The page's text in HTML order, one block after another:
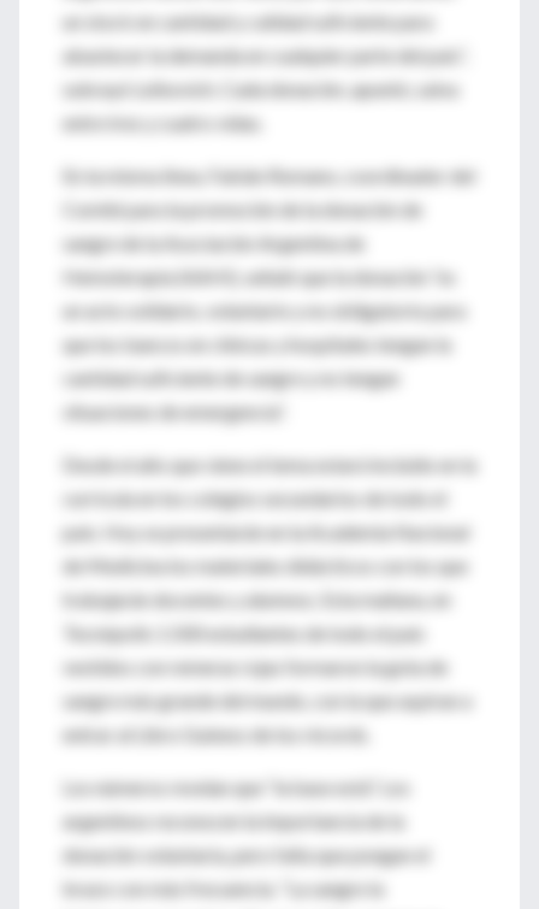
un stock en cantidad y calidad suficiente para
abastecer la demanda en cualquier parte del país”,
subrayó Leibovich. Cada donación, apuntó, salva
entre tres y cuatro vidas.
En la misma línea, F abián Romano, coordinador del
Comité para la promoción de la donación de
sangre de la Asociación Argentina de
Hemoterapia (AAHI) , señaló que la donación “es
un acto solidario, voluntario y no obligatorio para
que los bancos en clínicas y hospitales tengan la
cantidad suficiente de sangre y no tengan
situaciones de emergencia”.
Desde el año que viene el tema estará incluido en la
currícula en los colegios secundarios de todo el
país. Hoy se presentarán en la Academia Nacional
de Medicina los materiales didácticos con los que
trabajarán docentes y alumnos. Esta mañana, en
Tecnópolis 1.500 estudiantes de todo el país
vestidos con remeras rojas formaron la gota de
sangre más grande del mundo, con la que aspiran a
entrar al Libro Guiness de los récords.
Los números revelan que “la base está”. Los
argentinos reconocen la importancia de la
donación voluntaria, pero falta que pongan el
brazo con más frecuencia. “La sangre la